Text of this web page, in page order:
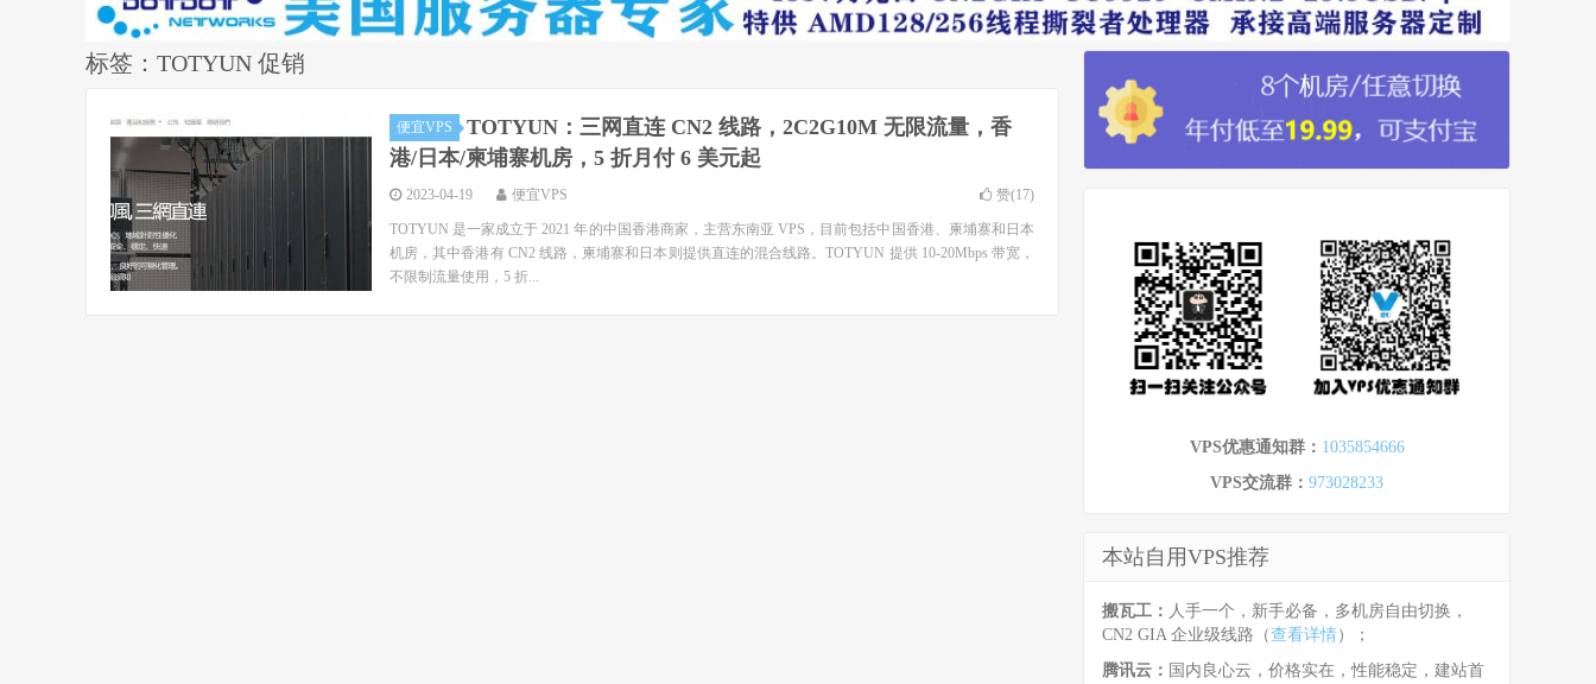
标签：TOTYUN 促销
便宜VPS
TOTYUN：三网直连 CN2 线路，2C2G10M 无限流量，香
港/日本/柬埔寨机房，5 折月付 6 美元起
2023-04-19 便宜VPS 赞(17)
TOTYUN 是一家成立于 2021 年的中国香港商家，主营东南亚 VPS，目前包括中国香港、柬埔寨和日本
机房，其中香港有 CN2 线路，柬埔寨和日本则提供直连的混合线路。TOTYUN 提供 10-20Mbps 带宽，
不限制流量使用，5 折...
VPS优惠通知群： 1035854666
VPS交流群： 973028233
本站自用VPS推荐
搬瓦工： 人手一个，新手必备，多机房自由切换，
CN2 GIA 企业级线路（查看详情）；
腾讯云： 国内良心云，价格实在，性能稳定，建站首